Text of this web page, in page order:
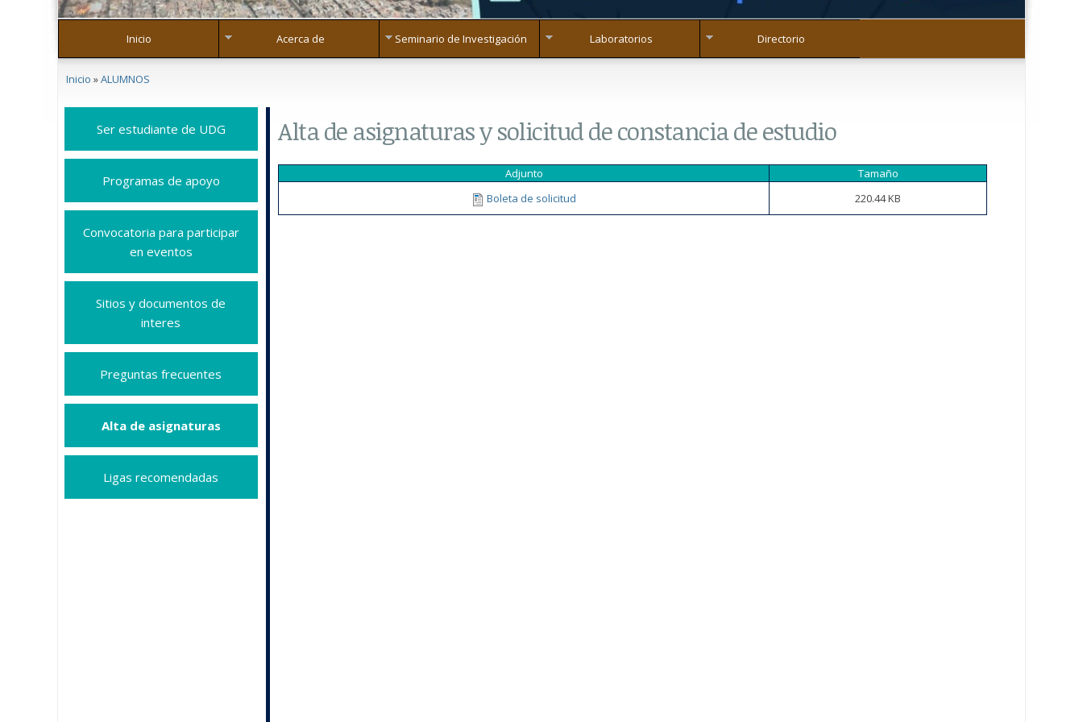
Inicio Acerca de Seminario de Investigación Laboratorios Directorio
Inicio »ALUMNOS
Ser estudiante de UDG
Programas de apoyo
Convocatoria para participar
en eventos
Sitios y documentos de
interes
Preguntas frecuentes
Alta de asignaturas
Ligas recomendadas
Alta de asignaturas y solicitud de constancia de estudio
Adjunto
Tamaño
Boleta de solicitud
220.44 KB